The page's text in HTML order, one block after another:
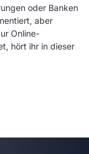
oder Banken
aber
Online-
hört ihr in dieser